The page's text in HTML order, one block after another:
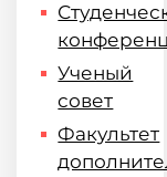
Ученый
совет
Факультет